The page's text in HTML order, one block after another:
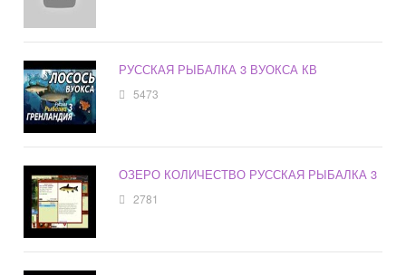
РУССКАЯ РЫБАЛКА 3 ВУОКСА КВ
5473
ОЗЕРО КОЛИЧЕСТВО РУССКАЯ РЫБАЛКА 3
2781